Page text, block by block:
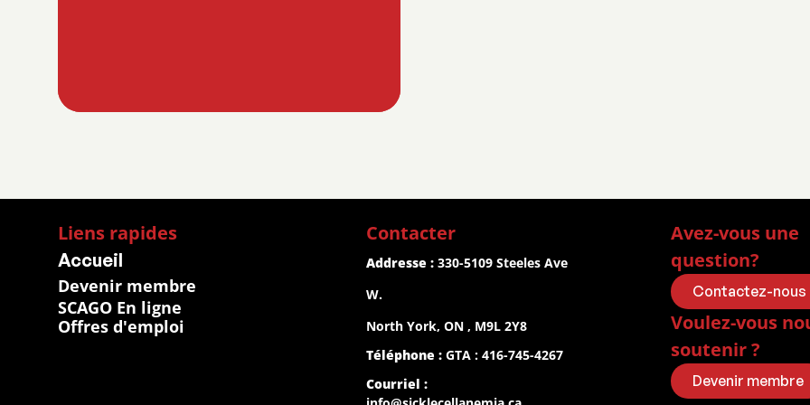
Liens rapides
Accueil
Devenir membre
SCAGO En ligne
Offres d'emploi
Contacter
Addresse : 330-5109 Steeles Ave
W.
North York, ON , M9L 2Y8
Téléphone : GTA : 416-745-4267
Courriel :
Avez-vous une
question?
Contactez-nous
Voulez-vous
soutenir ?
Devenir membre